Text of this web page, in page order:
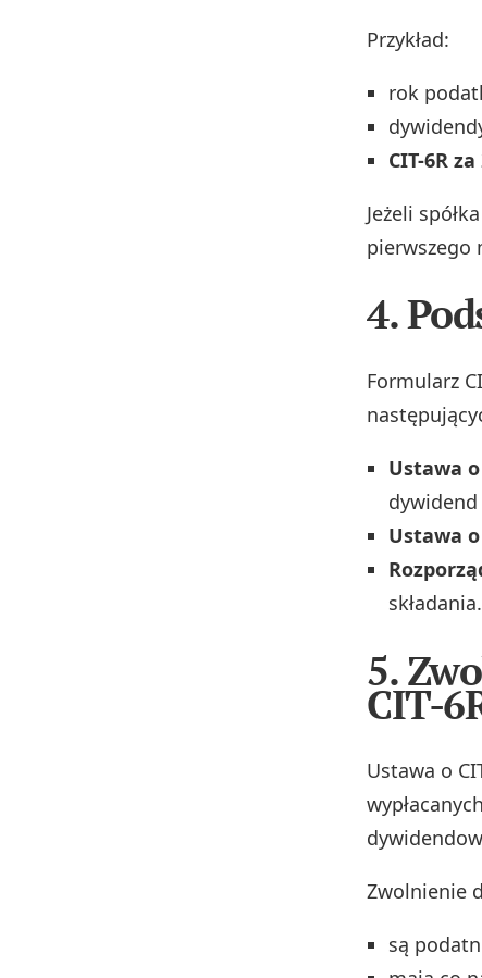
Przykład:
rok
CIT-6R
Jeżeli
pierwszego
4.
Formularz
Ustawa
dywidend
Ustawa
składania.
5.
CIT-
Ustawa o
Zwolnienie
są